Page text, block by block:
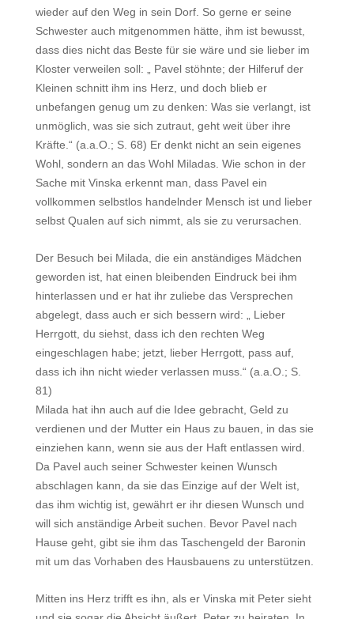
wieder auf den Weg in sein Dorf. So gerne er seine
Schwester auch mitgenommen hätte, ihm ist bewusst,
dass dies nicht das Beste für sie wäre und sie lieber im
Kloster verweilen soll: „ Pavel stöhnte; der Hilferuf der
Kleinen schnitt ihm ins Herz, und doch blieb er
unbefangen genug um zu denken: Was sie verlangt, ist
unmöglich, was sie sich zutraut, geht weit über ihre
Kräfte.“ (a.a.O.; S. 68) Er denkt nicht an sein eigenes
Wohl, sondern an das Wohl Miladas. Wie schon in der
Sache mit Vinska erkennt man, dass Pavel ein
vollkommen selbstlos handelnder Mensch ist und lieber
selbst Qualen auf sich nimmt, als sie zu verursachen.
Der Besuch bei Milada, die ein anständiges Mädchen
geworden ist, hat einen bleibenden Eindruck bei ihm
hinterlassen und er hat ihr zuliebe das Versprechen
abgelegt, dass auch er sich bessern wird: „ Lieber
Herrgott, du siehst, dass ich den rechten Weg
eingeschlagen habe; jetzt, lieber Herrgott, pass auf,
dass ich ihn nicht wieder verlassen muss.“ (a.a.O.; S.
81)
Milada hat ihn auch auf die Idee gebracht, Geld zu
verdienen und der Mutter ein Haus zu bauen, in das sie
einziehen kann, wenn sie aus der Haft entlassen wird.
Da Pavel auch seiner Schwester keinen Wunsch
abschlagen kann, da sie das Einzige auf der Welt ist,
das ihm wichtig ist, gewährt er ihr diesen Wunsch und
will sich anständige Arbeit suchen. Bevor Pavel nach
Hause geht, gibt sie ihm das Taschengeld der Baronin
mit um das Vorhaben des Hausbauens zu unterstützen.
Mitten ins Herz trifft es ihn, als er Vinska mit Peter sieht